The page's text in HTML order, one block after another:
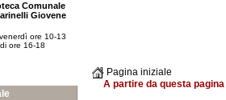
Pagina iniziale
A partire da questa
Comunale
Giovene
ore 10-13
ore 16-18